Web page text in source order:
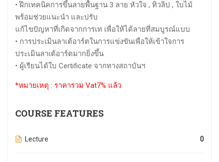
• ฝึกเทคนิคการขึ้นลายพื้นฐาน 3 ลาย หัวใจ , ทิวลิป , ใบไม้
พร้อมช่วยแนะนำ และปรับ
แก้ไขปัญหาที่เกิดจากการเท เพื่อให้ได้ลายที่สมบูรณ์แบบ
• การประเมินลาเต้อาร์ตในการแข่งขันเพื่อให้เข้าใจการ
ประเมินลาเต้อาร์ตมากยิ่งขึ้น
• ผู้เรียนได้ใบ Certificate จากทางสถาบันฯ
*หมายเหตุ : ราคารวม Vat7% แล้ว
COURSE FEATURES
Lecture 0